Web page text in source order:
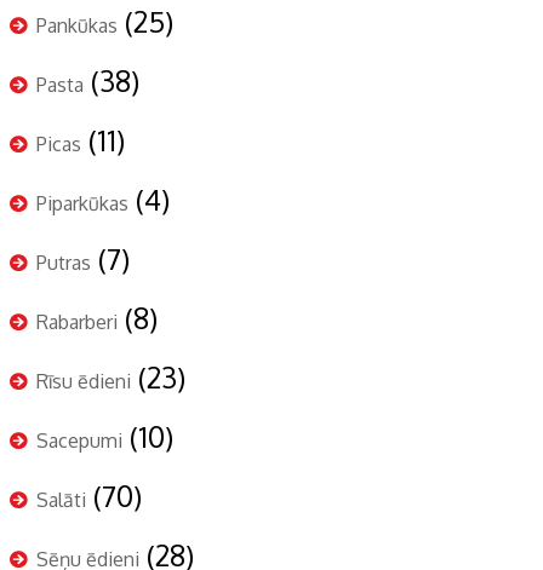
Pankūkas (25)
Pasta (38)
Picas (11)
Piparkūkas (4)
Putras (7)
Rabarberi (8)
Rīsu ēdieni (23)
Sacepumi (10)
Salāti (70)
Sēņu ēdieni (28)